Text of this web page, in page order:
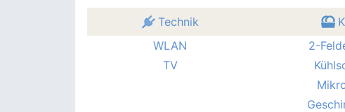
Technik
WLAN
TV
2-